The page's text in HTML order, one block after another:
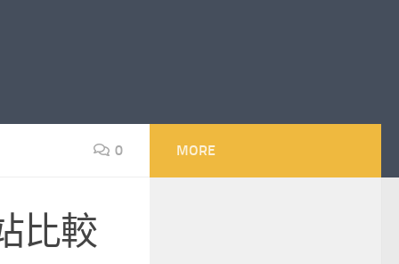
0
比較
MORE